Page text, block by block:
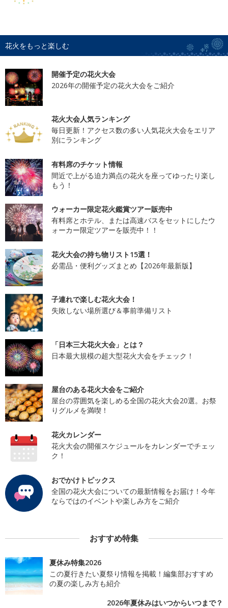
花火をもっと楽しむ
開催予定の花火大会
2026年の開催予定の花火大会をご紹介
花火大会人気ランキング
毎日更新！アクセス数の多い人気花火大会をエリア
別にランキング
有料席のチケット情報
間近で上がる迫力満点の花火を座ってゆったり楽し
もう！
ウォーカー限定花火鑑賞ツアー販売中
有料席とホテル、または高速バスをセットにしたウ
ォーカー限定ツアーを販売中！！
花火大会の持ち物リスト15選！
必需品・便利グッズまとめ【2026年最新版】
子連れで楽しむ花火大会！
失敗しない場所選び＆事前準備リスト
「日本三大花火大会」とは？
日本最大規模の超大型花火大会をチェック！
屋台のある花火大会をご紹介
屋台の雰囲気を楽しめる全国の花火大会20選。お祭
りグルメを満喫！
花火カレンダー
花火大会の開催スケジュールをカレンダーでチェッ
ク！
おでかけトピックス
全国の花火大会についての最新情報をお届け！今年
ならではのイベントや楽しみ方をご紹介
おすすめ特集
夏休み特集2026
この夏行きたい夏祭り情報を掲載！編集部おすすめ
の夏の楽しみ方も紹介
2026年夏休みはいつからいつまで？